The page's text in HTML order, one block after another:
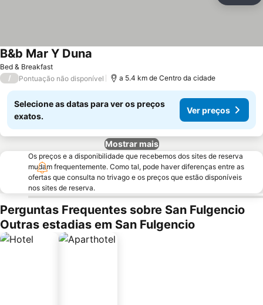
Bed & Breakfast
B&b Mar Y Duna
/ Pontuação não disponível a 5.4 km de Centro da cidade
Selecione as datas para ver os preços
exatos.
Ver preços
Mostrar mais
Os preços e a disponibilidade que recebemos dos sites de reserva
mudam frequentemente. Como tal, pode haver diferenças entre as
ofertas que consulta no trivago e os preços que estão disponíveis
nos sites de reserva.
Perguntas Frequentes sobre San Fulgencio
Outras estadias em San Fulgencio